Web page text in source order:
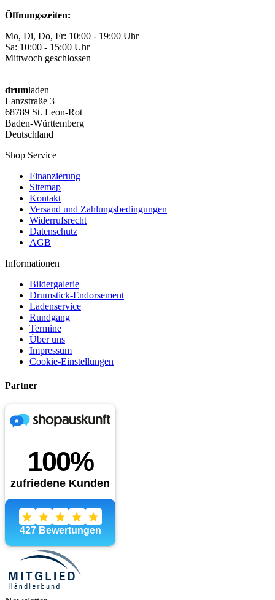
Öffnungszeiten:
Mo, Di, Do, Fr: 10:00 - 19:00 Uhr
Sa: 10:00 - 15:00 Uhr
Mittwoch geschlossen
drumladen
Lanzstraße 3
68789 St. Leon-Rot
Baden-Württemberg
Deutschland
Shop Service
Finanzierung
Sitemap
Kontakt
Versand und Zahlungsbedingungen
Widerrufsrecht
Datenschutz
AGB
Informationen
Bildergalerie
Drumstick-Endorsement
Ladenservice
Rundgang
Termine
Über uns
Impressum
Cookie-Einstellungen
Partner